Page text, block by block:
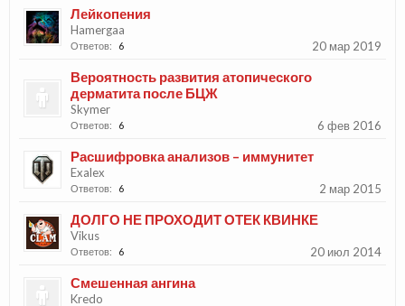
Лейкопения
Hamergaa
Ответов: 6 20 мар 2019
Вероятность развития атопического
дерматита после БЦЖ
Skymer
Ответов: 6 6 фев 2016
Расшифровка анализов – иммунитет
Exalex
Ответов: 6 2 мар 2015
ДОЛГО НЕ ПРОХОДИТ ОТЕК КВИНКЕ
Vikus
Ответов: 6 20 июл 2014
Смешенная ангина
Kredo